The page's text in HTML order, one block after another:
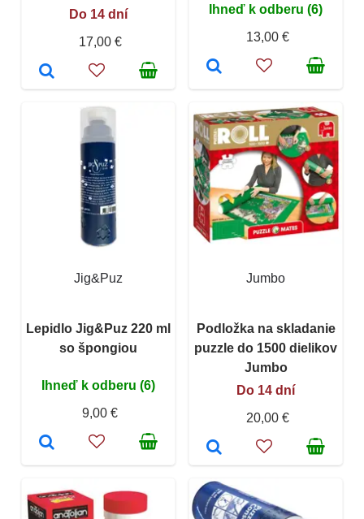
Do 14 dní
17,00 €
Ihneď k odberu (6)
13,00 €
Jig&Puz
Lepidlo Jig&Puz 220 ml
so špongiou
Ihneď k odberu (6)
9,00 €
Jumbo
Podložka na skladanie
puzzle do 1500 dielikov
Jumbo
Do 14 dní
20,00 €